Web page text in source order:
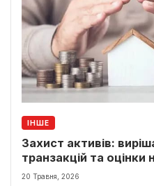
ІНШЕ
Захист активів:
транзакцій та
20 Травня, 2026